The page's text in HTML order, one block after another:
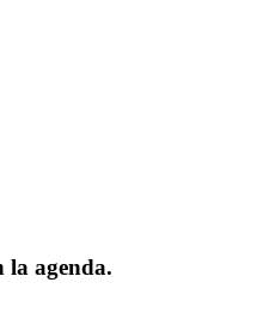
la agenda.